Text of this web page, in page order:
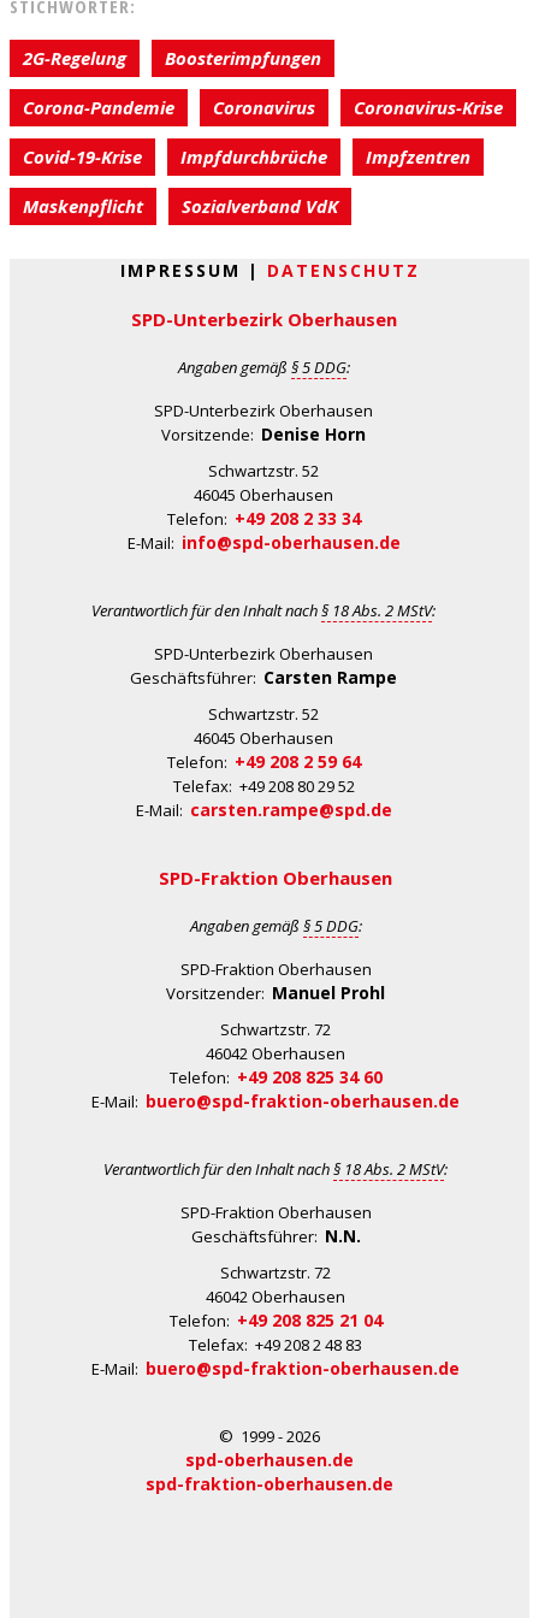
STICHWÖRTER:
2G-Regelung Boosterimpfungen
Corona-Pandemie Coronavirus Coronavirus-Krise
Covid-19-Krise Impfdurchbrüche Impfzentren
Maskenpflicht Sozialverband VdK
IMPRESSUM | DATENSCHUTZ
SPD-Unterbezirk Oberhausen
Angaben gemäß § 5 DDG:
SPD-Unterbezirk Oberhausen
Vorsitzende: Denise Horn
Schwartzstr. 52
46045 Oberhausen
Telefon: +49 208 2 33 34
E-Mail: info@spd-oberhausen.de
Verantwortlich für den Inhalt nach§ 18 Abs. 2 MStV:
SPD-Unterbezirk Oberhausen
Geschäftsführer: Carsten Rampe
Schwartzstr. 52
46045 Oberhausen
Telefon: +49 208 2 59 64
Telefax: +49 208 80 29 52
E-Mail: carsten.rampe@spd.de
SPD-Fraktion Oberhausen
Angaben gemäß § 5 DDG:
SPD-Fraktion Oberhausen
Vorsitzender: Manuel Prohl
Schwartzstr. 72
46042 Oberhausen
Telefon: +49 208 825 34 60
E-Mail: buero@spd-fraktion-oberhausen.de
Verantwortlich für den Inhalt nach§ 18 Abs. 2 MStV:
SPD-Fraktion Oberhausen
Geschäftsführer: N.N.
Schwartzstr. 72
46042 Oberhausen
Telefon: +49 208 825 21 04
Telefax: +49 208 2 48 83
E-Mail: buero@spd-fraktion-oberhausen.de
© 1999 - 2026
spd-oberhausen.de
spd-fraktion-oberhausen.de